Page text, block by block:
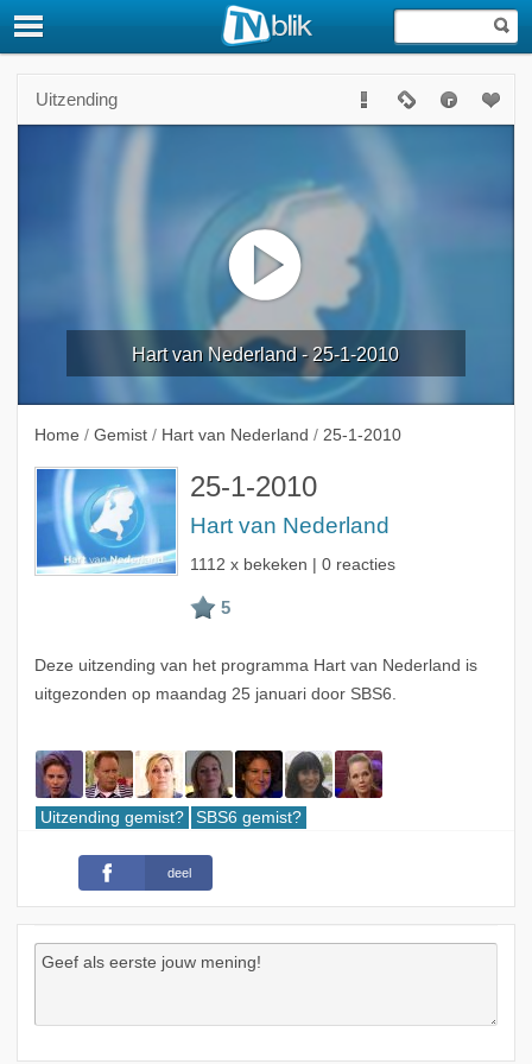
Uitzending
Hart van Nederland - 25-1-2010
Home / Gemist / Hart van Nederland / 25-1-2010
25-1-2010
Hart van Nederland
1112 x bekeken | 0 reacties
Deze uitzending van het programma Hart van Nederland is
uitgezonden op maandag 25 januari door SBS6.
Uitzending gemist? SBS6 gemist?
deel